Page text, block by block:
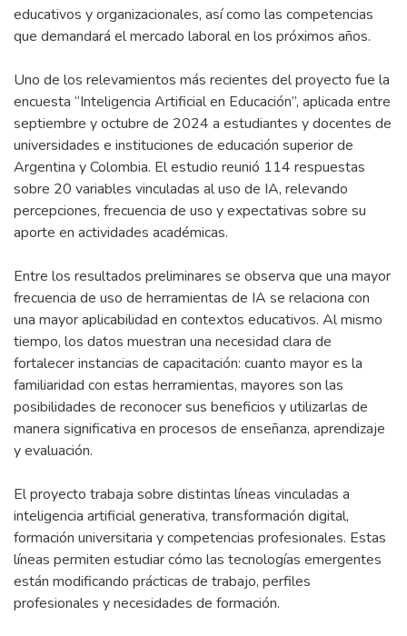
educativos y organizacionales, así como las competencias
que demandará el mercado laboral en los próximos años.
Uno de los relevamientos más recientes del proyecto fue la
encuesta “Inteligencia Artificial en Educación”, aplicada entre
septiembre y octubre de 2024 a estudiantes y docentes de
universidades e instituciones de educación superior de
Argentina y Colombia. El estudio reunió 114 respuestas
sobre 20 variables vinculadas al uso de IA, relevando
percepciones, frecuencia de uso y expectativas sobre su
aporte en actividades académicas.
Entre los resultados preliminares se observa que una mayor
frecuencia de uso de herramientas de IA se relaciona con
una mayor aplicabilidad en contextos educativos. Al mismo
tiempo, los datos muestran una necesidad clara de
fortalecer instancias de capacitación: cuanto mayor es la
familiaridad con estas herramientas, mayores son las
posibilidades de reconocer sus beneficios y utilizarlas de
manera significativa en procesos de enseñanza, aprendizaje
y evaluación.
El proyecto trabaja sobre distintas líneas vinculadas a
inteligencia artificial generativa, transformación digital,
formación universitaria y competencias profesionales. Estas
líneas permiten estudiar cómo las tecnologías emergentes
están modificando prácticas de trabajo, perfiles
profesionales y necesidades de formación.